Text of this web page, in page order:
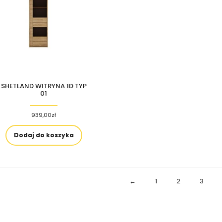
SHETLAND WITRYNA 1D TYP
01
939,00zł
Dodaj do koszyka
← 1 2 3